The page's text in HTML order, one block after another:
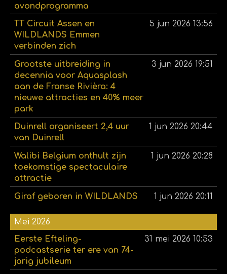
avondprogramma
TT Circuit Assen en
WILDLANDS Emmen
verbinden zich
5 jun 2026 13:56
Grootste uitbreiding in
decennia voor Aquasplash
aan de Franse Rivièra: 4
nieuwe attracties en 40% meer
park
3 jun 2026 19:51
Duinrell organiseert 2,4 uur
van Duinrell
1 jun 2026 20:44
Walibi Belgium onthult zijn
toekomstige spectaculaire
attractie
1 jun 2026 20:28
Giraf geboren in WILDLANDS 1 jun 2026 20:11
Mei 2026
Eerste Efteling-
podcastserie ter ere van 74-
jarig jubileum
31 mei 2026 10:53